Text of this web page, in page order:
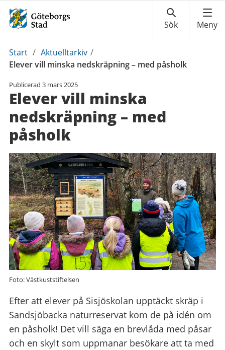
Du
är
Start / Aktuelltarkiv /
Elever vill minska nedskräpning – med påsholk
Publicerad 3 mars 2025
Elever vill minska
nedskräpning – med
påsholk
Foto: Västkuststiftelsen
Efter att elever på Sisjöskolan upptäckt skräp i
Sandsjöbacka naturreservat kom de på idén om
en påsholk! Det vill säga en brevlåda med påsar
och en skylt som uppmanar besökare att ta med